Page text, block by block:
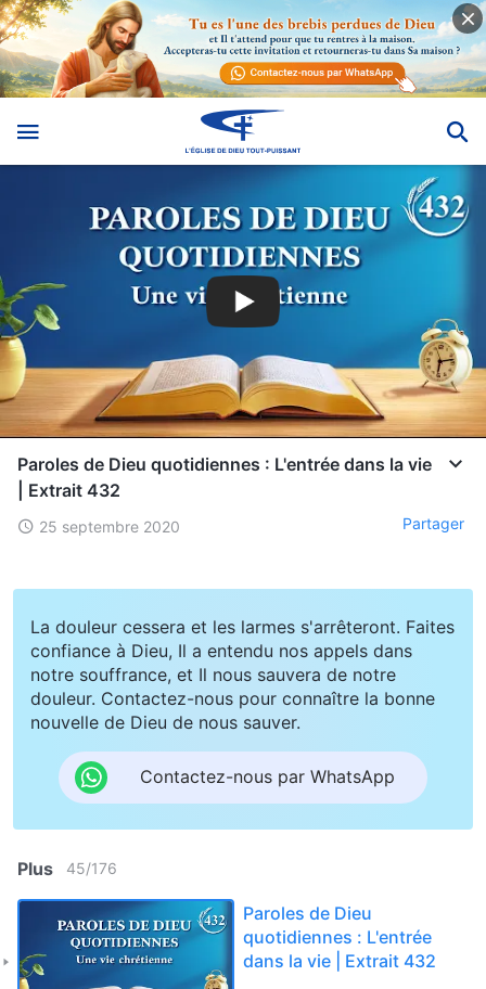
Paroles de Dieu quotidiennes : L'entrée dans la vie
| Extrait 432
25 septembre 2020 Partager
La douleur cessera et les larmes s'arrêteront. Faites
confiance à Dieu, Il a entendu nos appels dans
notre souffrance, et Il nous sauvera de notre
douleur. Contactez-nous pour connaître la bonne
nouvelle de Dieu de nous sauver.
Contactez-nous par WhatsApp
Plus 45/176
Paroles de Dieu
quotidiennes : L'entrée
dans la vie | Extrait 432